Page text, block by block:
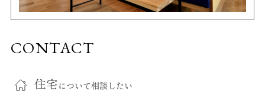
CONTACT
住宅について相談したい